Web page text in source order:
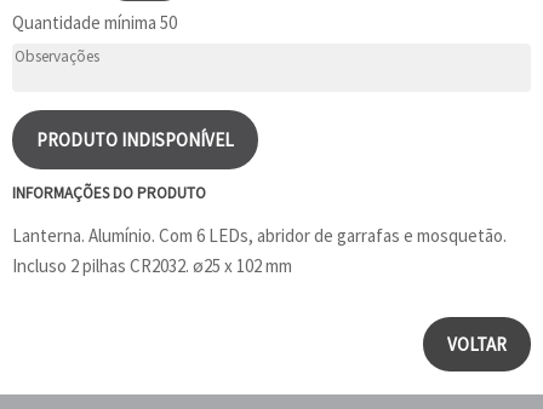
Quantidade mínima 50
PRODUTO INDISPONÍVEL
INFORMAÇÕES DO PRODUTO
Lanterna. Alumínio. Com 6 LEDs, abridor de garrafas e mosquetão.
Incluso 2 pilhas CR2032. ø25 x 102 mm
VOLTAR